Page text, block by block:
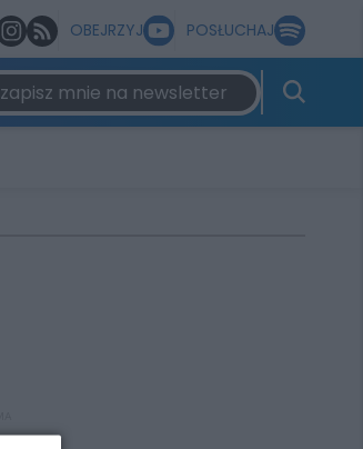
OBEJRZYJ POSŁUCHAJ
zapisz mnie na newsletter